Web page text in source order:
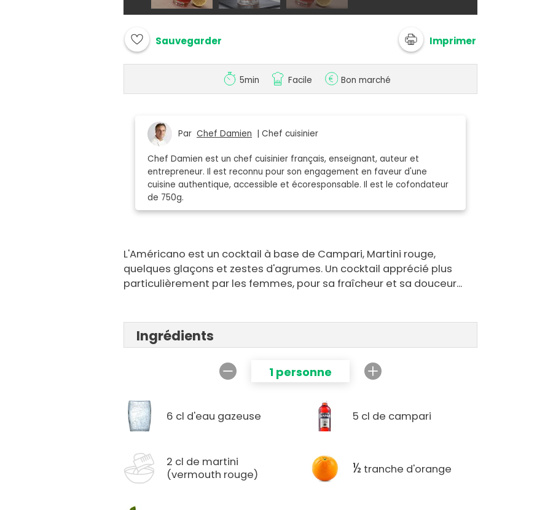
Sauvegarder Imprimer
5min Facile Bon marché
ParChef Damien | Chef cuisinier
Chef Damien est un chef cuisinier français, enseignant, auteur et
entrepreneur. Il est reconnu pour son engagement en faveur d'une
cuisine authentique, accessible et écoresponsable. Il est le cofondateur
de 750g.
L'Américano est un cocktail à base de Campari, Martini rouge,
quelques glaçons et zestes d'agrumes. Un cocktail apprécié plus
particulièrement par les femmes, pour sa fraîcheur et sa douceur...
Ingrédients
1 personne
6 cl d'eau gazeuse 5 cl de campari
2 cl de martini
(vermouth rouge)
½ tranche d'orange